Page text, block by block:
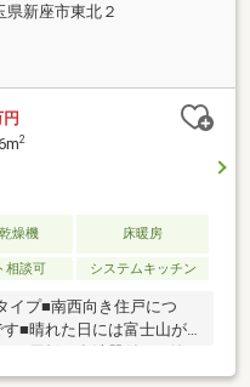
県新座市東北２
円
2
燥機 床暖房
相談可 システムキッチン
イプ■南西向き住戸につ
■晴れた日には富士山が
ン天板、食洗器付き、浄
イズのバスルーム、浴室